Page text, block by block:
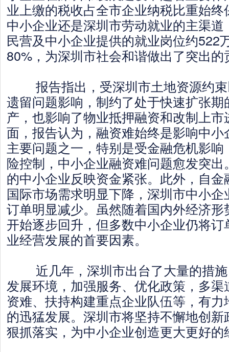
业上缴的税收占全市企业纳税比重始
中小企业还是深圳市劳动就业的主渠
民营及中小企业提供的就业岗位约522
80%，为深圳市社会和谐做出了突出的
报告指出，受深圳市土地资源约束
遗留问题影响，制约了处于快速扩张
产，也影响了物业抵押融资和改制上
面，报告认为，融资难始终是影响中
主要问题之一，特别是受金融危机影
险控制，中小企业融资难问题愈发突
的中小企业反映资金紧张。此外，自
国际市场需求明显下降，深圳市中小
订单明显减少。虽然随着国内外经济
开始逐步回升，但多数中小企业仍将
业经营发展的首要因素。
近几年，深圳市出台了大量的措施
发展环境，加强服务、优化政策，多
资难、扶持构建重点企业队伍等，有
的迅猛发展。深圳市将坚持不懈地创
狠抓落实，为中小企业创造更大更好